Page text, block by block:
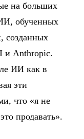
на больших
обученных
созданных
и Anthropic.
ИИ как в
эти
что «я не
продавать».